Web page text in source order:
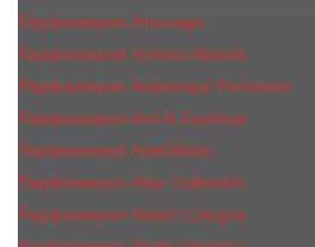
Парфюмерия Amouage
Парфюмерия Antonio Maretti
Парфюмерия Arabesque Perfumes
Парфюмерия Ard Al Zaafaran
Парфюмерия ArteOlfatto
Парфюмерия Attar Collection
Парфюмерия Atelier Cologne